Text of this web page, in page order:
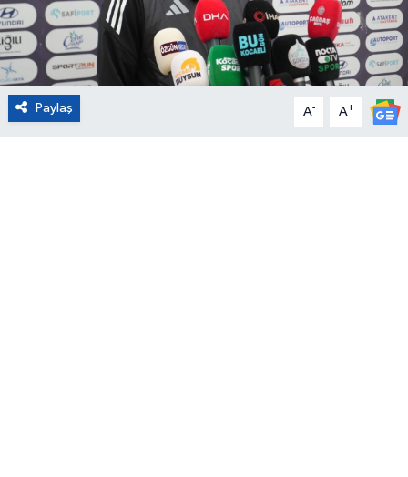
Paylaş A- A+
Sivil Toplum
Tarım
Bilim ve Teknoloji